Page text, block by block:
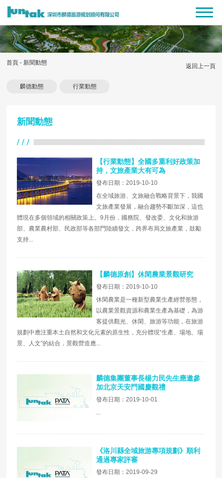
返回上一頁
首頁 - 新聞動態
麟德動態 行業動態
新聞動態
【行業動態】全國多重利好政策加
持，文旅產業大有可為
發布日期：2019-10-10
在全域旅游、文旅融合戰略背景下，我國
文旅產業發展，融合趨勢不斷加深，這也
體現在多個領域的相關政策上。9月份，國務院、發改委、文化和旅游
部、農業農村部、民政部等各部門陸續發文，跨界布局文旅產業，鼓勵
支持...
【麟德原創】休閑農業景觀研究
發布日期：2019-10-10
休閑農業是一種新型農業生產經營形態，
以農業景觀資源和農業生產為基礎，為游
客提供觀光、休閑、旅游等功能，在旅游
規劃中應注重本土自然和文化元素的原生性，充分體現“生產、場地、場
景、人文”的結合，景觀營造應...
麟德集團董事長楊力民先生應邀參
加北京天安門國慶觀禮
發布日期：2019-10-01
...
《洛川縣全域旅游專項規劃》順利
通過專家評審
發布日期：2019-09-29